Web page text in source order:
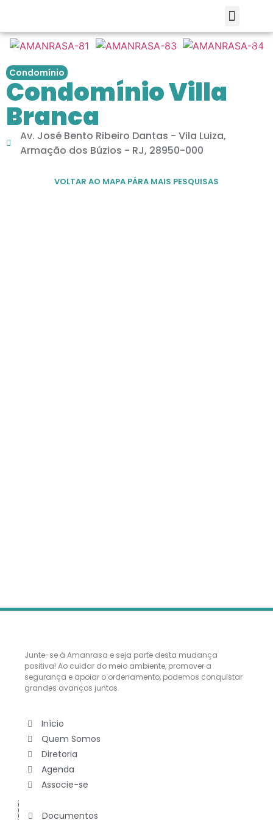
Condomínio
Condomínio Villa
Branca
Av. José Bento Ribeiro Dantas - Vila Luiza,
Armação dos Búzios - RJ, 28950-000
VOLTAR AO MAPA PÁRA MAIS PESQUISAS
Junte-se à Amanrasa e seja parte desta mudança
positiva! Ao cuidar do meio ambiente, promover a
segurança e apoiar o ordenamento, podemos conquistar
grandes avanços juntos.
Início
Quem Somos
Diretoria
Agenda
Associe-se
Documentos